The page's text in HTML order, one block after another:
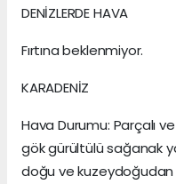
DENİZLERDE HAVA
Fırtına beklenmiyor.
KARADENİZ
Hava Durumu: Parçalı
gök gürültülü sağanak
doğu ve kuzeydoğudan